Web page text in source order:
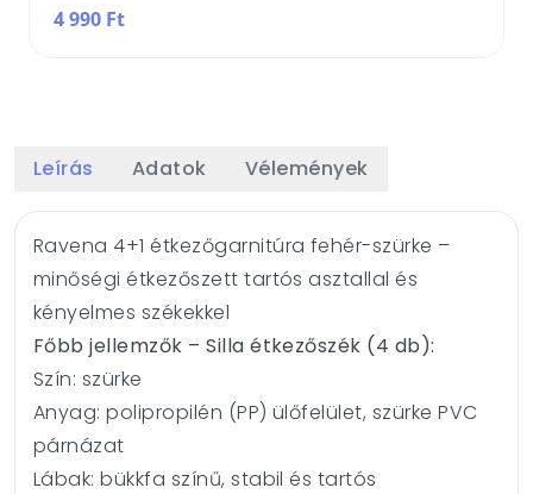
4 990 Ft
Leírás Adatok Vélemények
Ravena 4+1 étkezőgarnitúra fehér-szürke –
minőségi étkezőszett tartós asztallal és
kényelmes székekkel
Főbb jellemzők – Silla étkezőszék (4 db):
Szín: szürke
Anyag: polipropilén (PP) ülőfelület, szürke PVC
párnázat
Lábak: bükkfa színű, stabil és tartós